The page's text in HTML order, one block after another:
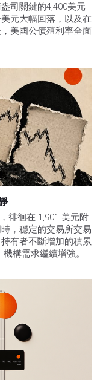
司關鍵的4,400美元
元大幅回落，以及在
美國公債殖利率全面
徘徊在 1,901 美元附
，穩定的交易所交易
有者不斷增加的積累
構需求繼續增強。